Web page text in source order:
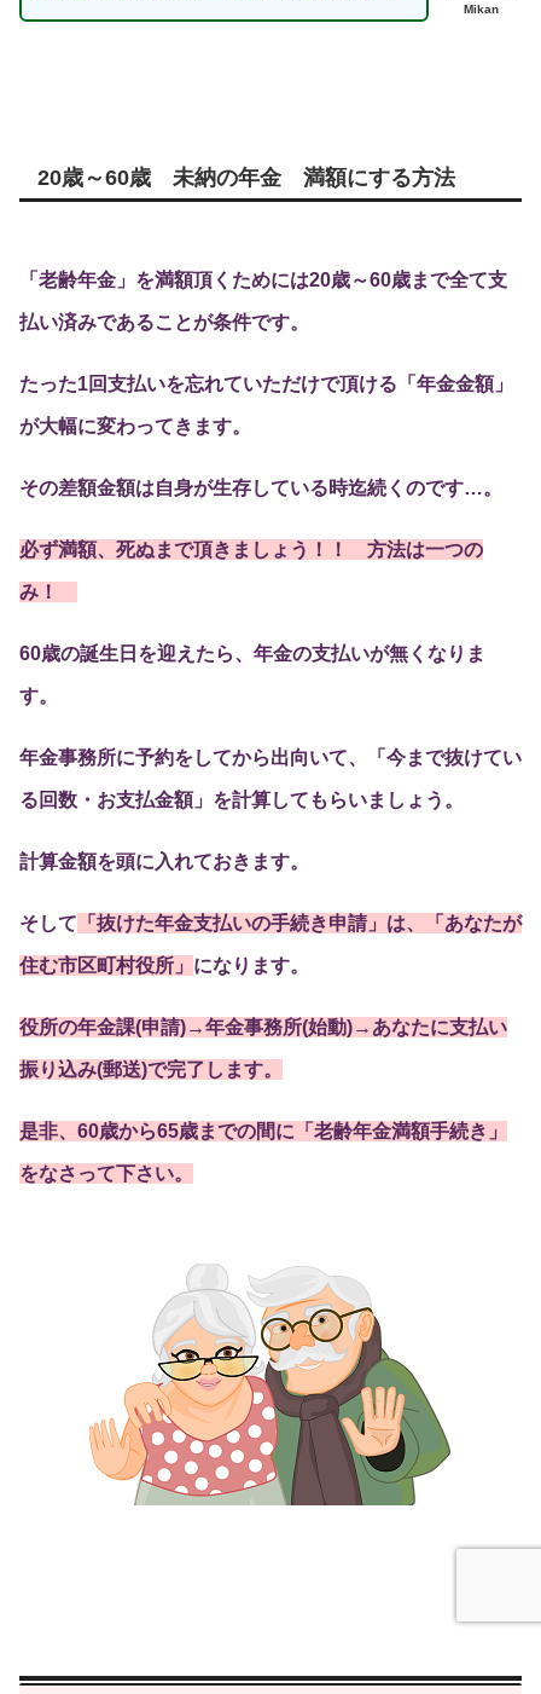
Mikan
20歳～60歳 未納の年金 満額にする方法
「老齢年金」を満額頂くためには20歳～60歳まで全て支
払い済みであることが条件です。
たった1回支払いを忘れていただけで頂ける「年金金額」
が大幅に変わってきます。
その差額金額は自身が生存している時迄続くのです…。
必ず満額、死ぬまで頂きましょう！！ 方法は一つの
み！
60歳の誕生日を迎えたら、年金の支払いが無くなりま
す。
年金事務所に予約をしてから出向いて、「今まで抜けてい
る回数・お支払金額」を計算してもらいましょう。
計算金額を頭に入れておきます。
そして 「抜けた年金支払いの手続き申請」は、「あなたが
住む市区町村役所 」 になります。
役所の年金課(申請)→年金事務所(始動)→あなたに支払い
振り込み(郵送)で完了します。
是非、60歳から65歳までの間に「老齢年金満額手続き」
をなさって下さい。